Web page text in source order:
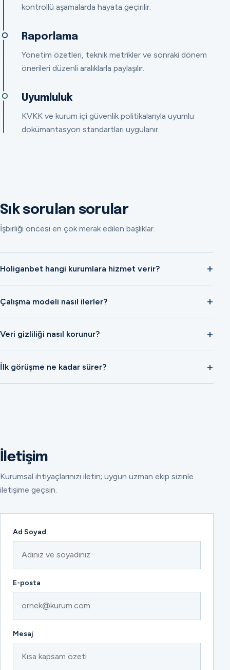
kontrollü aşamalarda hayata geçirilir.
Raporlama
Yönetim özetleri, teknik metrikler ve sonraki dönem
önerileri düzenli aralıklarla paylaşılır.
Uyumluluk
KVKK ve kurum içi güvenlik politikalarıyla uyumlu
dokümantasyon standartları uygulanır.
Sık sorulan sorular
İşbirliği öncesi en çok merak edilen başlıklar.
Holiganbet hangi kurumlara hizmet verir?
Çalışma modeli nasıl ilerler?
Veri gizliliği nasıl korunur?
İlk görüşme ne kadar sürer?
İletişim
Kurumsal ihtiyaçlarınızı iletin; uygun uzman ekip sizinle
iletişime geçsin.
Ad Soyad
E-posta
Mesaj